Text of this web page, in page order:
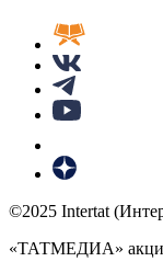
©2025 Intertat
«ТАТМЕДИА»